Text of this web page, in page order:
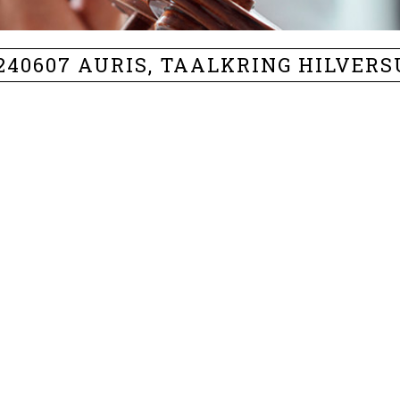
AURIS, TAALKRING